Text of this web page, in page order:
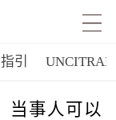
引 UNCITRAL
当事人可以